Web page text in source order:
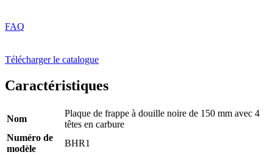
FAQ
Télécharger le catalogue
Caractéristiques
Nom
Plaque de frappe à douille noire de 150 mm avec 4
têtes en carbure
Numéro de
modèle
BHR1